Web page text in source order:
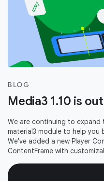
BLOG
Media3 1.10 is out
We are continuing to expand
material3 module to help you
We've added a new Player
ContentFrame with